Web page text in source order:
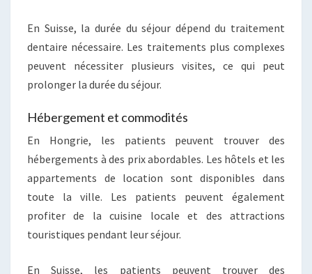
En Suisse, la durée du séjour dépend du traitement
dentaire nécessaire. Les traitements plus complexes
peuvent nécessiter plusieurs visites, ce qui peut
prolonger la durée du séjour.
Hébergement et commodités
En Hongrie, les patients peuvent trouver des
hébergements à des prix abordables. Les hôtels et les
appartements de location sont disponibles dans
toute la ville. Les patients peuvent également
profiter de la cuisine locale et des attractions
touristiques pendant leur séjour.
En Suisse, les patients peuvent trouver des